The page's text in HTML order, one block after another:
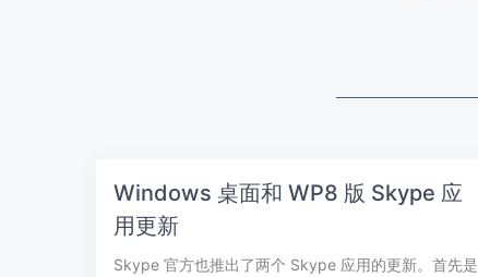
Windows 桌面和 WP8 版 Skype 应
用更新
Skype 官方也推出了两个 Skype 应用的更新。首先是